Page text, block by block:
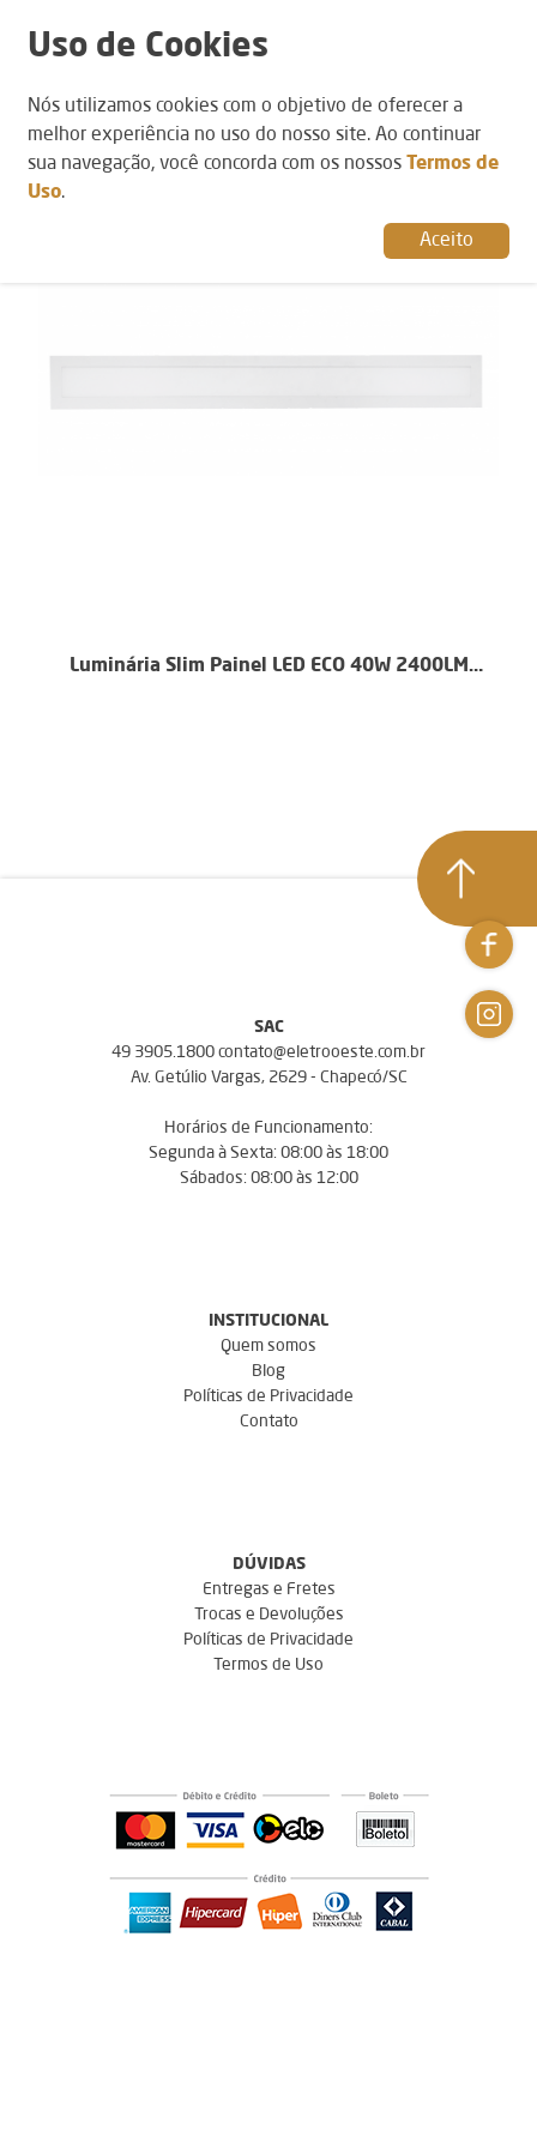
PERFIS
Luminária Slim Painel LED ECO 40W 2400LM
SAC
49 3905.1800 contato@eletrooeste.com.br
Av. Getúlio Vargas, 2629 - Chapecó/SC
Horários de Funcionamento:
Segunda à Sexta: 08:00 às 18:00
Sábados: 08:00 às 12:00
INSTITUCIONAL
Quem somos
Blog
Políticas de Privacidade
Contato
DÚVIDAS
Entregas e Fretes
Trocas e Devoluções
Políticas de Privacidade
Termos de Uso
Uso de Cookies
Nós utilizamos cookies com o objetivo de oferecer a
melhor experiência no uso do nosso site. Ao continuar
sua navegação, você concorda com os nossos
Termos de
Uso.
Aceito